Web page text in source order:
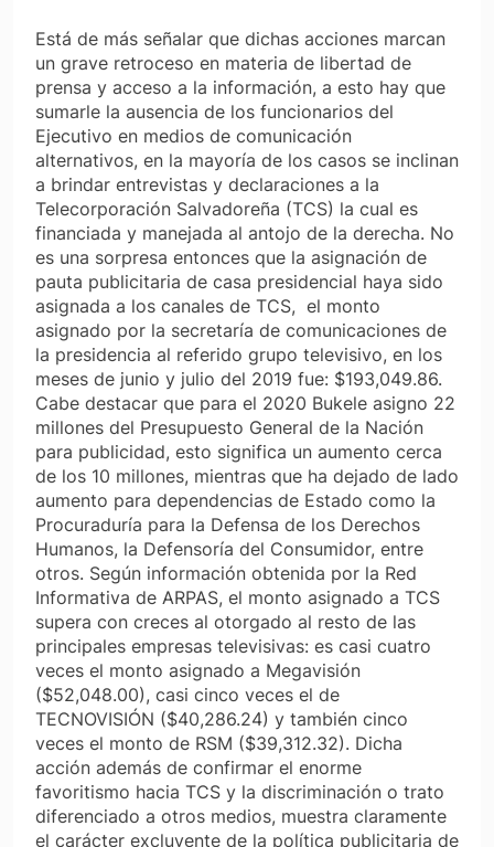
Está de más señalar que dichas acciones marcan
un grave retroceso en materia de libertad de
prensa y acceso a la información, a esto hay que
sumarle la ausencia de los funcionarios del
Ejecutivo en medios de comunicación
alternativos, en la mayoría de los casos se inclinan
a brindar entrevistas y declaraciones a la
Telecorporación Salvadoreña (TCS) la cual es
financiada y manejada al antojo de la derecha. No
es una sorpresa entonces que la asignación de
pauta publicitaria de casa presidencial haya sido
asignada a los canales de TCS, el monto
asignado por la secretaría de comunicaciones de
la presidencia al referido grupo televisivo, en los
meses de junio y julio del 2019 fue: $193,049.86.
Cabe destacar que para el 2020 Bukele asigno 22
millones del Presupuesto General de la Nación
para publicidad, esto significa un aumento cerca
de los 10 millones, mientras que ha dejado de lado
aumento para dependencias de Estado como la
Procuraduría para la Defensa de los Derechos
Humanos, la Defensoría del Consumidor, entre
otros. Según información obtenida por la Red
Informativa de ARPAS, el monto asignado a TCS
supera con creces al otorgado al resto de las
principales empresas televisivas: es casi cuatro
veces el monto asignado a Megavisión
($52,048.00), casi cinco veces el de
TECNOVISIÓN ($40,286.24) y también cinco
veces el monto de RSM ($39,312.32). Dicha
acción además de confirmar el enorme
favoritismo hacia TCS y la discriminación o trato
diferenciado a otros medios, muestra claramente
el carácter excluyente de la política publicitaria de